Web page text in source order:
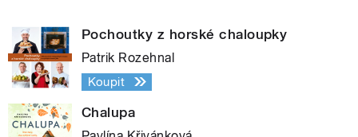
Pochoutky z horské chaloupky
Patrik Rozehnal
Koupit
Chalupa